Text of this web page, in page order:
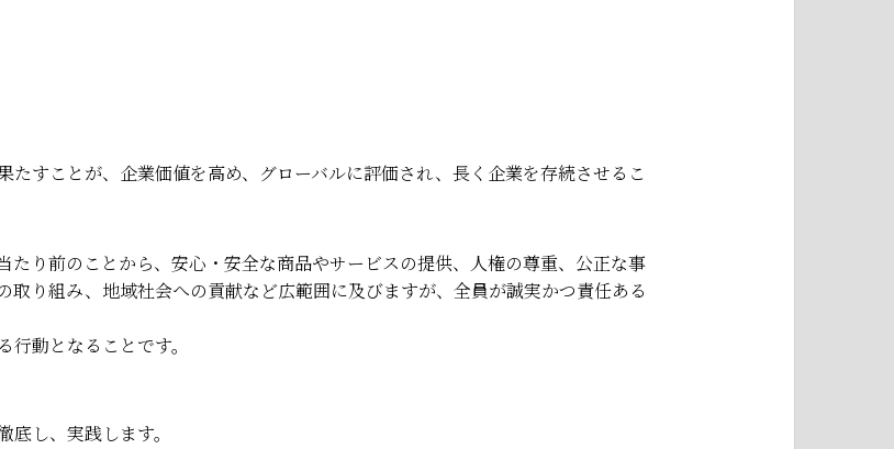
すことが、企業価値を高め、グローバルに評価され、長く企業を存続させるこ
り前のことから、安心・安全な商品やサービスの提供、人権の尊重、公正な事
り組み、地域社会への貢献など広範囲に及びますが、全員が誠実かつ責任ある
動となることです。
し、実践します。